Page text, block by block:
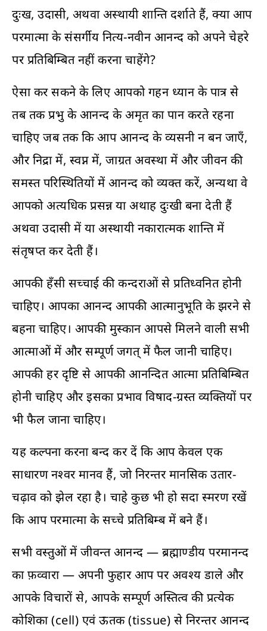
दुःख, उदासी, अथवा अस्थायी शान्ति दर्शाते हैं, क्या आप
परमात्मा के संसर्गीय नित्य-नवीन आनन्द को अपने चेहरे
पर प्रतिबिम्बित नहीं करना चाहेंगे?
ऐसा कर सकने के लिए आपको गहन ध्यान के पात्र से
तब तक प्रभु के आनन्द के अमृत का पान करते रहना
चाहिए जब तक कि आप आनन्द के व्यसनी न बन जाएँ,
और निद्रा में, स्वप्न में, जाग्रत अवस्था में और जीवन की
समस्त परिस्थितियों में आनन्द को व्यक्त करें, अन्यथा वे
आपको अत्यधिक प्रसन्न या अथाह दुःखी बना देती हैं
अथवा उदासी में या अस्थायी नकारात्मक शान्ति में
संतृषप्त कर देती हैं।
आपकी हँसी सच्चाई की कन्दराओं से प्रतिध्वनित होनी
चाहिए। आपका आनन्द आपकी आत्मानुभूति के झरने से
बहना चाहिए। आपकी मुस्कान आपसे मिलने वाली सभी
आत्माओं में और सम्पूर्ण जगत्‌ में फैल जानी चाहिए।
आपकी हर दृष्टि से आपकी आनन्दित आत्मा प्रतिबिम्बित
होनी चाहिए और इसका प्रभाव विषाद-ग्रस्त व्यक्तियों पर
भी फैल जाना चाहिए।
यह कल्पना करना बन्द कर दें कि आप केवल एक
साधारण नश्वर मानव हैं, जो निरन्तर मानसिक उतार-
चढ़ाव को झेल रहा है। चाहे कुछ भी हो सदा स्मरण रखें
कि आप परमात्मा के सच्चे प्रतिबिम्ब में बने हैं।
सभी वस्तुओं में जीवन्त आनन्द — ब्रह्माण्डीय परमानन्द
का फ़व्वारा — अपनी फुहार आप पर अवश्य डाले और
आपके विचारों से, आपके सम्पूर्ण अस्तित्व की प्रत्येक
कोशिका (cell) एवं ऊतक (tissue) से निरन्तर आनन्द